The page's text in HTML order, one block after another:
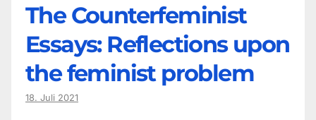
The Counter­feminist
Essays: Reflections upon
the feminist problem
18. Juli 2021